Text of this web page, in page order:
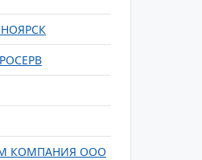
КОМПАНИЯ ООО